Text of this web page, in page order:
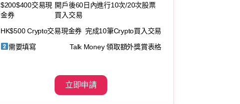
$200$400交易現
金券
開戶後60日內進行10次/20次股票
買入交易
HK$500 Crypto交易現金券 完成10筆Crypto買入交易
需要填寫
Talk Money 領取額外獎賞表格
立即申請